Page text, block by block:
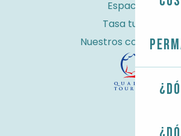
Espacio Pro
Tasa turística
Nuestros